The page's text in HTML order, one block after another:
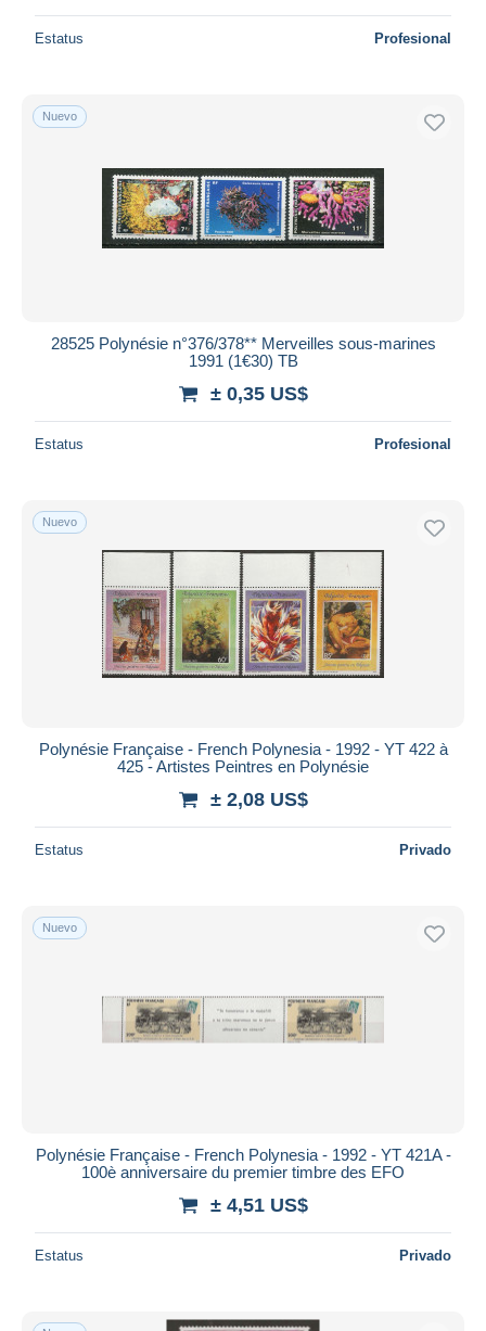
Estatus Profesional
Nuevo
28525 Polynésie n°376/378** Merveilles sous-marines
1991 (1€30) TB
± 0,35 US$
Estatus Profesional
Nuevo
Polynésie Française - French Polynesia - 1992 - YT 422 à
425 - Artistes Peintres en Polynésie
± 2,08 US$
Estatus Privado
Nuevo
Polynésie Française - French Polynesia - 1992 - YT 421A -
100è anniversaire du premier timbre des EFO
± 4,51 US$
Estatus Privado